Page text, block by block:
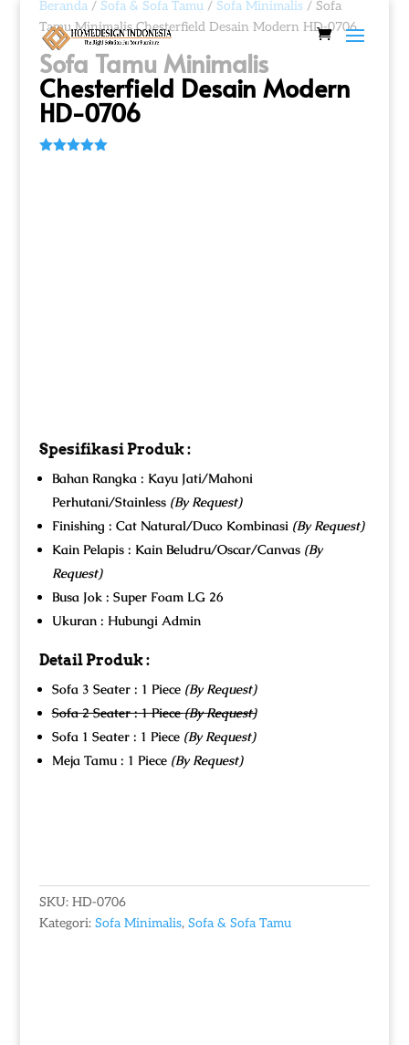
Beranda/ Sofa & Sofa Tamu/ Sofa Minimalis/ Sofa
Tamu Minimalis Chesterfield Desain Modern HD-0706
Sofa Tamu Minimalis
Chesterfield Desain Modern
HD-0706
Spesifikasi Produk :
Bahan Rangka : Kayu Jati/Mahoni
Perhutani/Stainless (By Request)
Finishing : Cat Natural/Duco Kombinasi (By Request)
Kain Pelapis : Kain Beludru/Oscar/Canvas (By
Request)
Busa Jok : Super Foam LG 26
Ukuran : Hubungi Admin
Detail Produk :
Sofa 3 Seater : 1 Piece (By Request)
Sofa 2 Seater : 1 Piece(By Request)
Sofa 1 Seater : 1 Piece (By Request)
Meja Tamu : 1 Piece (By Request)
SKU: HD-0706
Kategori: Sofa Minimalis, Sofa & Sofa Tamu